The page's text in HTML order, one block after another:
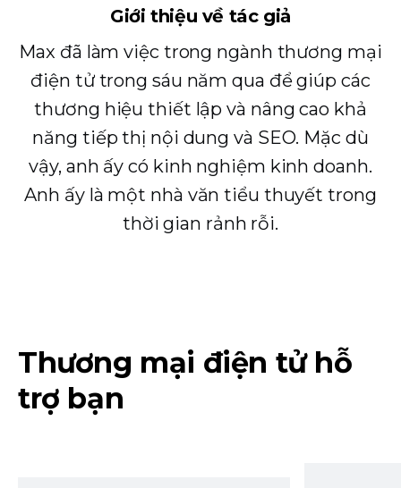
Giới thiệu về tác giả
Max đã làm việc trong ngành thương mại
điện tử trong sáu năm qua để giúp các
thương hiệu thiết lập và nâng cao khả
năng tiếp thị nội dung và SEO. Mặc dù
vậy, anh ấy có kinh nghiệm kinh doanh.
Anh ấy là một nhà văn tiểu thuyết trong
thời gian rảnh rỗi.
Thương mại điện tử hỗ
trợ bạn